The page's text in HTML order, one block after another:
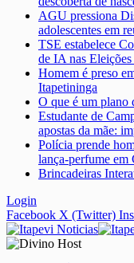
AGU pressiona
adolescentes em
TSE estabelece
de IA nas
Homem é preso
Itapetininga
O que é um plano
Estudante de
apostas da mãe:
Polícia prende
lança-perfume em
Brincadeiras
Login
Facebook X (Twitter)